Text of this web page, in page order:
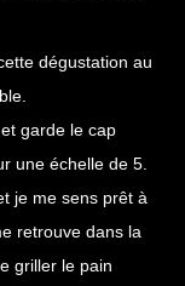
dégustation au
garde le cap
une échelle de 5.
je me sens prêt à
retrouve dans la
griller le pain